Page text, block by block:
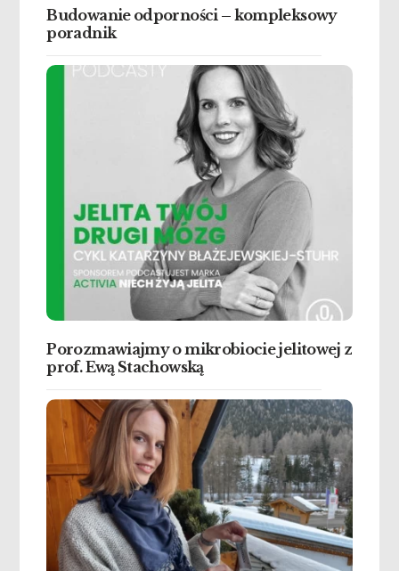
Budowanie odporności – kompleksowy
poradnik
Porozmawiajmy o mikrobiocie jelitowej z
prof. Ewą Stachowską